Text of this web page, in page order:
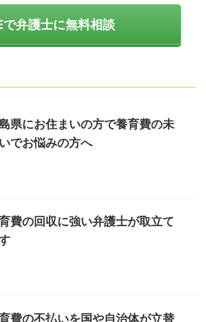
で弁護士に無料相談
県にお住まいの方で養育費の未
でお悩みの方へ
費の回収に強い弁護士が取立て
費の不払いを国や自治体が立替